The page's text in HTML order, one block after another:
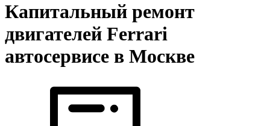
Капитальный ремонт
двигателей Ferrari
автосервисе в Москве